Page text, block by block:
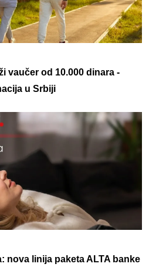
vaučer od 10.000 dinara -
u Srbiji
nova linija paketa ALTA banke